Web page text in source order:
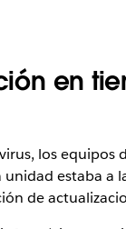
en
los
estaba a
de